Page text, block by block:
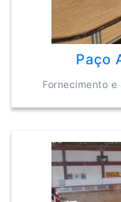
Paço
Fornecimento